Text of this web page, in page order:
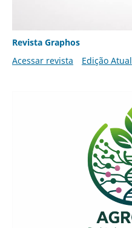
Revista Graphos
Acessar revista
Edição Atual